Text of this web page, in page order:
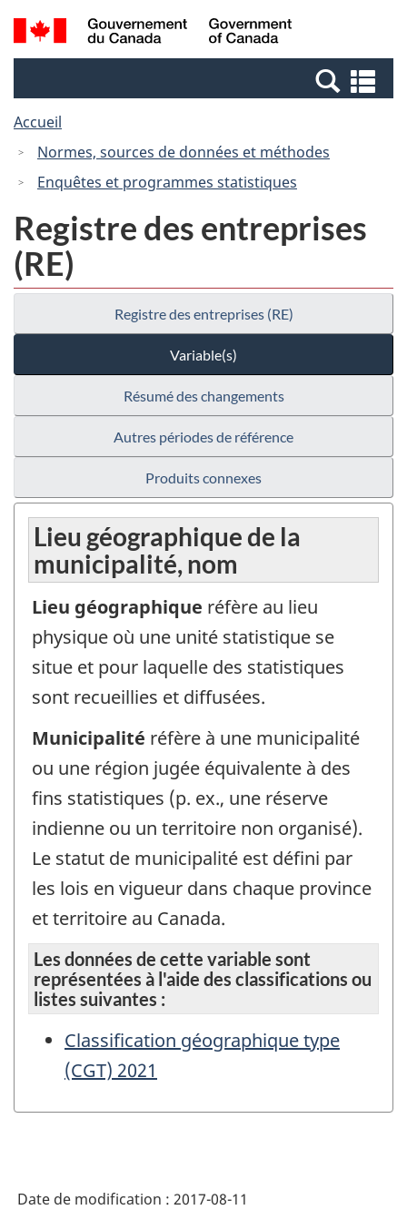
Passer
au
Passer
à
Canada
Recherche
et
et
Accueil
Normes, sources de données et méthodes
Enquêtes et programmes statistiques
Registre des entreprises
(RE)
Registre des entreprises (RE)
Variable(s)
Résumé des changements
Autres périodes de référence
Produits connexes
Lieu géographique de la
municipalité, nom
Lieu géographique réfère au lieu
physique où une unité statistique se
situe et pour laquelle des statistiques
sont recueillies et diffusées.
Municipalité réfère à une municipalité
ou une région jugée équivalente à des
fins statistiques (p. ex., une réserve
indienne ou un territoire non organisé).
Le statut de municipalité est défini par
les lois en vigueur dans chaque province
et territoire au Canada.
Les données de cette variable sont
représentées à l'aide des classifications ou
listes suivantes :
Classification géographique type
(CGT) 2021
Date de modification : 2017-08-11